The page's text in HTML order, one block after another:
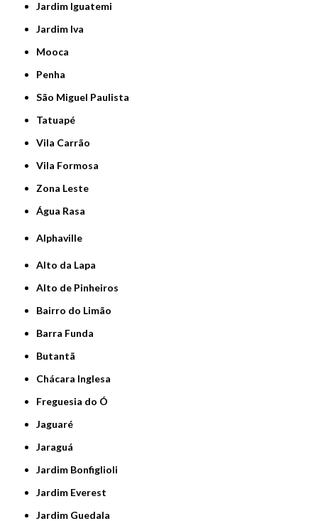
Jardim Iguatemi
Jardim Iva
Mooca
Penha
São Miguel Paulista
Tatuapé
Vila Carrão
Vila Formosa
Zona Leste
Água Rasa
Alphaville
Alto da Lapa
Alto de Pinheiros
Bairro do Limão
Barra Funda
Butantã
Chácara Inglesa
Freguesia do Ó
Jaguaré
Jaraguá
Jardim Bonfiglioli
Jardim Everest
Jardim Guedala